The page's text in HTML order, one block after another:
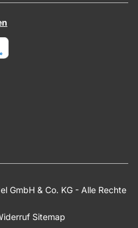
GmbH & Co. KG - Alle Rechte
Sitemap